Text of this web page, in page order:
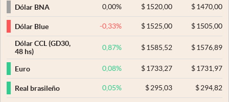
Dólar BNA
0,00% $ 1520,00 $1470,00
Dólar Blue -0,33% $ 1525,00 $1505,00
Dólar CCL (GD30,
48 hs)
0,87% $ 1585,52 $1576,89
Euro 0,08% $ 1733,27 $1731,97
Real brasileño 0,05% $295,03 $294,82